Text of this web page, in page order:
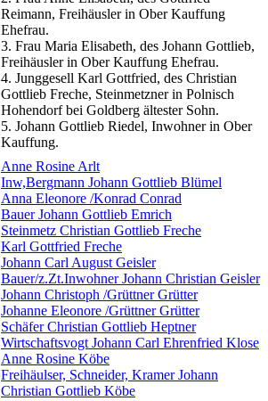
Reimann, Freihäusler in Ober Kauffung
Ehefrau.
3. Frau Maria Elisabeth, des Johann Gottlieb,
Freihäusler in Ober Kauffung Ehefrau.
4. Junggesell Karl Gottfried, des Christian
Gottlieb Freche, Steinmetzner in Polnisch
Hohendorf bei Goldberg ältester Sohn.
5. Johann Gottlieb Riedel, Inwohner in Ober
Kauffung.
Anne Rosine Arlt
Inw,Bergmann Johann Gottlieb Blümel
Anna Eleonore /Konrad Conrad
Bauer Johann Gottlieb Emrich
Steinmetz Christian Gottlieb Freche
Karl Gottfried Freche
Johann Carl August Geisler
Bauer/z.Zt.Inwohner Johann Christian Geisler
Johann Christoph /Grüttner Grütter
Johanne Eleonore /Grüttner Grütter
Schäfer Christian Gottlieb Heptner
Wirtschaftsvogt Johann Carl Ehrenfried Klose
Anne Rosine Köbe
Freihäulser, Schneider, Kramer Johann
Christian Gottlieb Köbe